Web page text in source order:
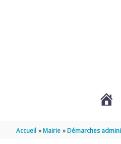
Accueil Mairie Démarches